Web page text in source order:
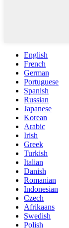
English
French
German
Portuguese
Spanish
Russian
Japanese
Korean
Arabic
Irish
Greek
Turkish
Italian
Danish
Romanian
Indonesian
Czech
Afrikaans
Swedish
Polish